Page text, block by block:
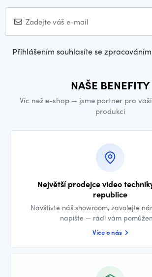
Přihlášením souhlasíte se
NAŠE BENEFITY
Víc než e-shop — jsme partner pro
produkci
Největší prodejce video
republice
Navštivte náš showroom, zavolejte
napište — rádi vám
Více o nás